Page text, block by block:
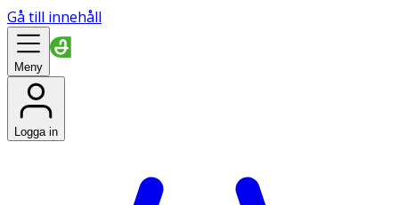
Gå till innehåll
Meny
Logga in